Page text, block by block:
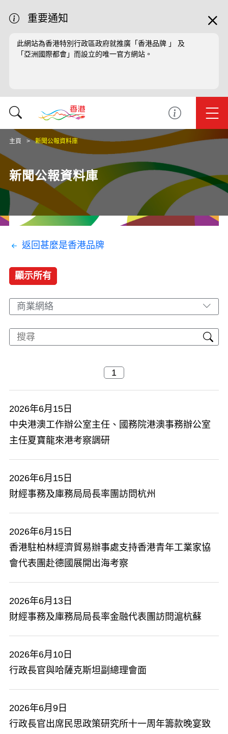
重要通知
此網站為香港特別行政區政府就推廣「香港品牌 」 及
「亞洲國際都會」而設立的唯一官方網站。
主頁 新聞公報資料庫
新聞公報資料庫
返回甚麼是香港品牌
顯示所有
商業網絡
2026年6月15日
中央港澳工作辦公室主任、國務院港澳事務辦公室
主任夏寶龍來港考察調研
2026年6月15日
​財經事務及庫務局局長率團訪問杭州
2026年6月15日
香港駐柏林經濟貿易辦事處支持香港青年工業家協
會代表團赴德國展開出海考察
2026年6月13日
​財經事務及庫務局局長率金融代表團訪問滬杭蘇
2026年6月10日
行政長官與哈薩克斯坦副總理會面
2026年6月9日
行政長官出席民思政策研究所十一周年籌款晚宴致